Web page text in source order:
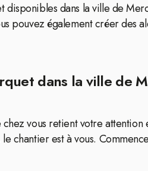
dans la ville de
pouvez également créer des
dans la ville de
vous retient votre
chantier est à vous.